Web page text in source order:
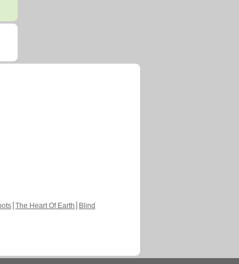
The Heart Of Earth
Blind